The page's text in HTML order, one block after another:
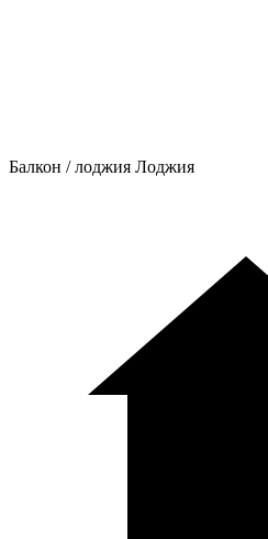
Балкон / лоджия Лоджия